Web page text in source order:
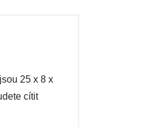
25 x 8 x
cítit